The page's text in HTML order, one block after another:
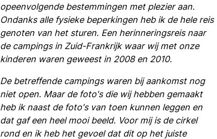
opeenvolgende bestemmingen met plezier aan.
Ondanks alle fysieke beperkingen heb ik de hele reis
genoten van het sturen. Een herinneringsreis naar
de campings in Zuid-Frankrijk waar wij met onze
kinderen waren geweest in 2008 en 2010.
De betreffende campings waren bij aankomst nog
niet open. Maar de foto's die wij hebben gemaakt
heb ik naast de foto's van toen kunnen leggen en
dat gaf een heel mooi beeld. Voor mij is de cirkel
rond en ik heb het gevoel dat dit op het juiste